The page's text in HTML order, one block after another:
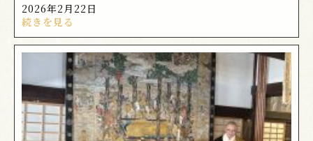
2026年2月22日
続きを見る